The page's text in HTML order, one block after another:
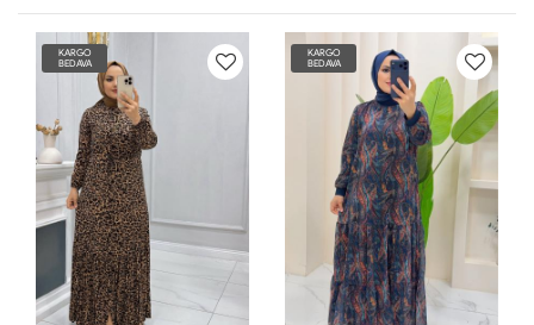
KARGO
BEDAVA
KARGO
BEDAVA